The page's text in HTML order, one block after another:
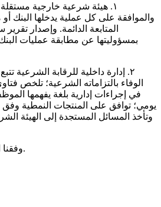
١. هيئة شرعية خارجية مستقلة
والموافقة على كل عملية يدخلها البنك أو
المتابعة الدائمة. وإصدار
بمسؤوليتها عن مطابقة عمليات
٢. إدارة داخلية للرقابة الشرعية
الوفاء بالتزاماته الشرعية؛ تلخص
في إجراءات إدارية بلغة يفهمها
يومي؛ توافق على المنتجات النمطية وفق
وتأخذ المسائل المستجدة إلى الهيئة
وفقنا الله ووفق الجميع لكل خير.